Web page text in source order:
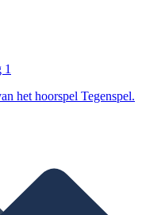
1
het hoorspel Tegenspel.